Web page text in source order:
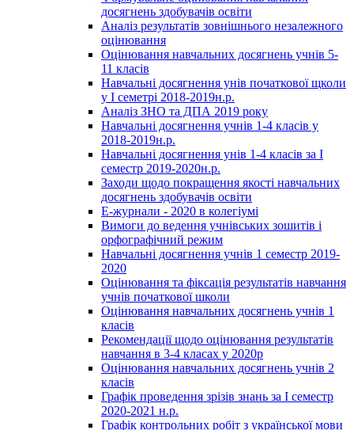
досягнень здобувачів освіти
Аналіз результатів зовнішнього незалежного
оцінювання
Оцінювання навчальних досягнень учнів 5-
11 класів
Навчальні досягнення унів початкової щколи
у І семетрі 2018-2019н.р.
Аналіз ЗНО та ДПА 2019 року
Навчальні досягнення учнів 1-4 класів у
2018-2019н.р.
Навчальні досягнення унів 1-4 класів за І
семестр 2019-2020н.р.
Заходи щодо покращення якості навчальних
досягнень здобувачів освіти
Е-журнали - 2020 в колегіумі
Вимоги до ведення учнівських зошитів і
орфографічний режим
Навчальні досягнення учнів 1 семестр 2019-
2020
Оцінювання та фіксація результатів навчання
учнів початкової школи
Оцінювання навчальних досягнень учнів 1
класів
Рекомендації щодо оцінювання результатів
навчання в 3-4 класах у 2020р
Оцінювання навчальних досягнень учнів 2
класів
Графік проведення зрізів знань за І семестр
2020-2021 н.р.
Графік контрольних робіт з української мови